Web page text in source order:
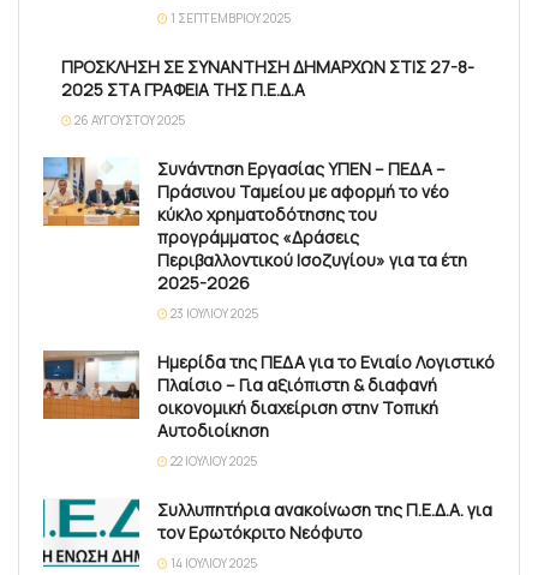
1 ΣΕΠΤΕΜΒΡΊΟΥ 2025
ΠΡΟΣΚΛΗΣΗ ΣΕ ΣΥΝΑΝΤΗΣΗ ΔΗΜΑΡΧΩΝ ΣΤΙΣ 27-8-
2025 ΣΤΑ ΓΡΑΦΕΙΑ ΤΗΣ Π.Ε.Δ.Α
26 ΑΥΓΟΎΣΤΟΥ 2025
Συνάντηση Εργασίας ΥΠΕΝ – ΠΕΔΑ –
Πράσινου Ταμείου με αφορμή το νέο
κύκλο χρηματοδότησης του
προγράμματος «Δράσεις
Περιβαλλοντικού Ισοζυγίου» για τα έτη
2025-2026
23 ΙΟΥΛΊΟΥ 2025
Ημερίδα της ΠΕΔΑ για το Ενιαίο Λογιστικό
Πλαίσιο – Για αξιόπιστη & διαφανή
οικονομική διαχείριση στην Τοπική
Αυτοδιοίκηση
22 ΙΟΥΛΊΟΥ 2025
Συλλυπητήρια ανακοίνωση της Π.Ε.Δ.Α. για
τον Ερωτόκριτο Νεόφυτο
14 ΙΟΥΛΊΟΥ 2025